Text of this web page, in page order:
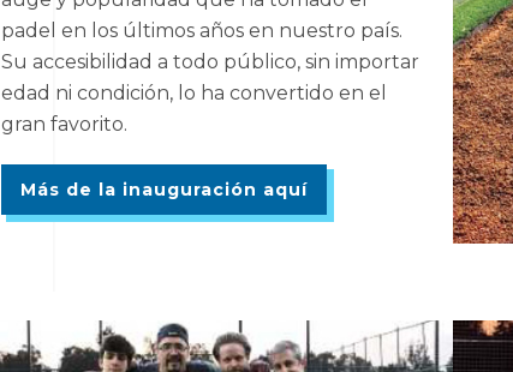
padel en los últimos años en nuestro país.
Su accesibilidad a todo público, sin importar
edad ni condición, lo ha convertido en el
gran favorito.
Más de la inauguración aquí